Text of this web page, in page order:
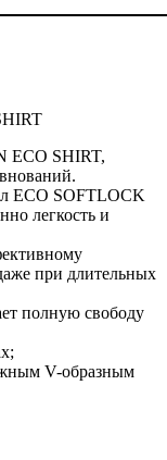
ECO SHIRT,
ECO SOFTLOCK
легкость и
при длительных
полную свободу
V-образным